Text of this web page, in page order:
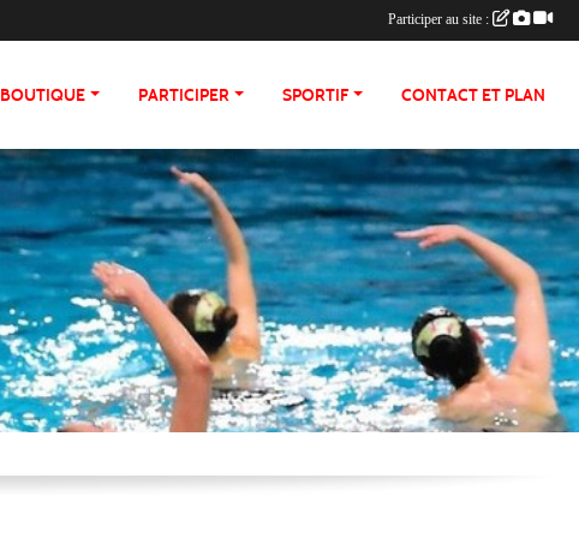
BOUTIQUE PARTICIPER SPORTIF CONTACT ET PLAN
Participer au site :